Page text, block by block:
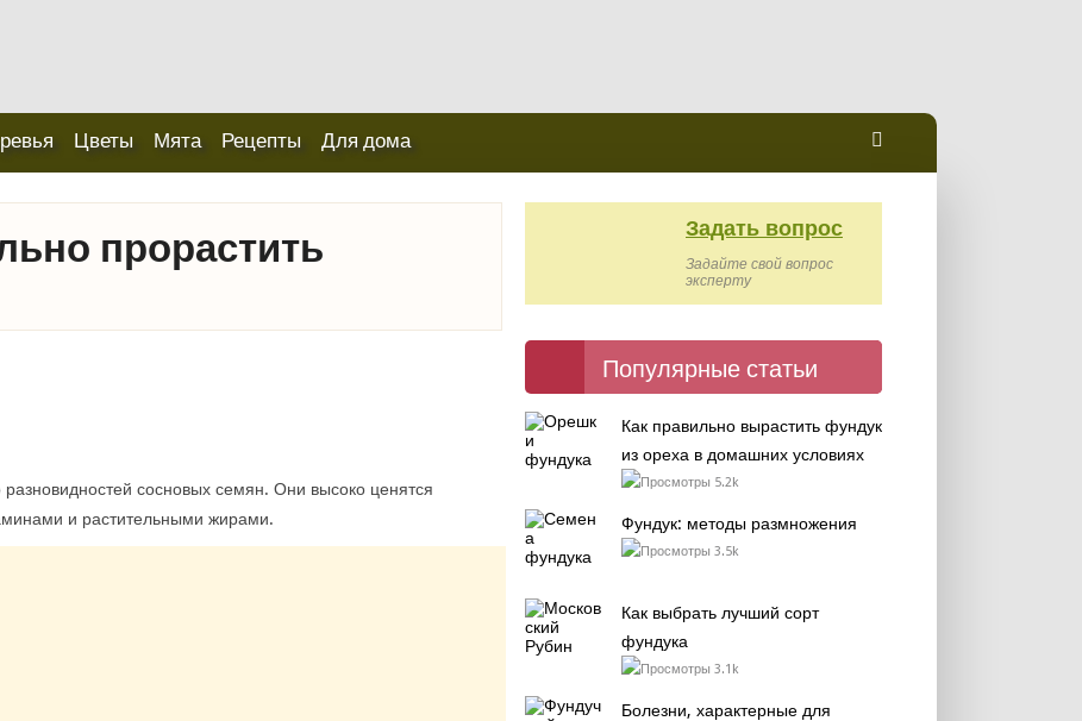
Цветы Мята Рецепты Для дома
прорастить
сосновых семян. Они высоко ценятся
и растительными жирами.
Задать вопрос
Задайте свой вопрос
эксперту
Популярные статьи
Как правильно вырастить фундук
из ореха в домашних условиях
5.2k
Фундук: методы размножения
3.5k
Как выбрать лучший сорт
фундука
3.1k
Болезни, характерные для